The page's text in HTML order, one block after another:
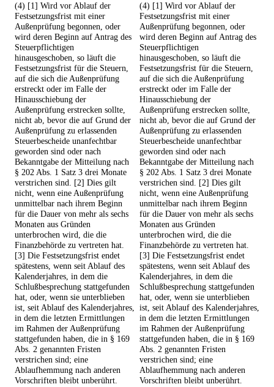
(4) [1] Wird vor Ablauf der
Festsetzungsfrist mit einer
Außenprüfung begonnen, oder
wird deren Beginn auf Antrag des
Steuerpflichtigen
hinausgeschoben, so läuft die
Festsetzungsfrist für die Steuern,
auf die sich die Außenprüfung
erstreckt oder im Falle der
Hinausschiebung der
Außenprüfung erstrecken sollte,
nicht ab, bevor die auf Grund der
Außenprüfung zu erlassenden
Steuerbescheide unanfechtbar
geworden sind oder nach
Bekanntgabe der Mitteilung nach
§ 202 Abs. 1 Satz 3 drei Monate
verstrichen sind. [2] Dies gilt
nicht, wenn eine Außenprüfung
unmittelbar nach ihrem Beginn
für die Dauer von mehr als sechs
Monaten aus Gründen
unterbrochen wird, die die
Finanzbehörde zu vertreten hat.
[3] Die Festsetzungsfrist endet
spätestens, wenn seit Ablauf des
Kalenderjahres, in dem die
Schlußbesprechung stattgefunden
hat, oder, wenn sie unterblieben
ist, seit Ablauf des Kalenderjahres,
in dem die letzten Ermittlungen
im Rahmen der Außenprüfung
stattgefunden haben, die in § 169
Abs. 2 genannten Fristen
verstrichen sind; eine
Ablaufhemmung nach anderen
Vorschriften bleibt unberührt.
(4) [1] Wird vor Ablauf der
Festsetzungsfrist mit einer
Außenprüfung begonnen, oder
wird deren Beginn auf Antrag des
Steuerpflichtigen
hinausgeschoben, so läuft die
Festsetzungsfrist für die Steuern,
auf die sich die Außenprüfung
erstreckt oder im Falle der
Hinausschiebung der
Außenprüfung erstrecken sollte,
nicht ab, bevor die auf Grund der
Außenprüfung zu erlassenden
Steuerbescheide unanfechtbar
geworden sind oder nach
Bekanntgabe der Mitteilung nach
§ 202 Abs. 1 Satz 3 drei Monate
verstrichen sind. [2] Dies gilt
nicht, wenn eine Außenprüfung
unmittelbar nach ihrem Beginn
für die Dauer von mehr als sechs
Monaten aus Gründen
unterbrochen wird, die die
Finanzbehörde zu vertreten hat.
[3] Die Festsetzungsfrist endet
spätestens, wenn seit Ablauf des
Kalenderjahres, in dem die
Schlußbesprechung stattgefunden
hat, oder, wenn sie unterblieben
ist, seit Ablauf des Kalenderjahres,
in dem die letzten Ermittlungen
im Rahmen der Außenprüfung
stattgefunden haben, die in § 169
Abs. 2 genannten Fristen
verstrichen sind; eine
Ablaufhemmung nach anderen
Vorschriften bleibt unberührt.